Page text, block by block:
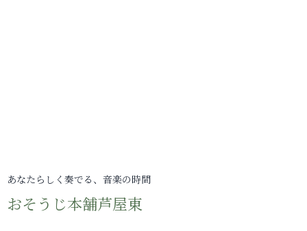
あなたらしく奏でる、音楽の時間
おそうじ本舗芦屋東